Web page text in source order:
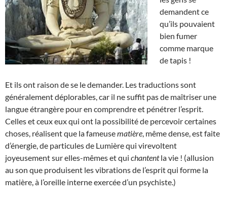
demandent ce
qu’ils pouvaient
bien fumer
comme marque
de tapis !
Et ils ont raison de se le demander. Les traductions sont
généralement déplorables, car il ne suffit pas de maîtriser une
langue étrangère pour en comprendre et pénétrer l’esprit.
Celles et ceux eux qui ont la possibilité de percevoir certaines
choses, réalisent que la fameusematière , même dense, est faite
d’énergie, de particules de Lumière qui virevoltent
joyeusement sur elles-mêmes et qui chantentla vie ! (allusion
au son que produisent les vibrations de l’esprit qui forme la
matière, à l’oreille interne exercée d’un psychiste.)